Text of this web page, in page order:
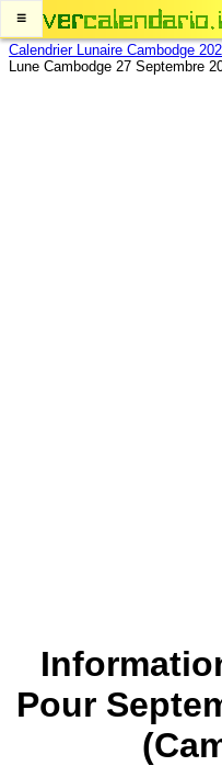
≡
Calendrier Lunaire Cambodge
Lune Cambodge 27 Septembre
Pour